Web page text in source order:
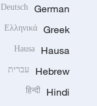
German
Deutsch
Greek
Ελληνικά
Hausa
Hausa
Hebrew עברית
Hindi
हिन्दी